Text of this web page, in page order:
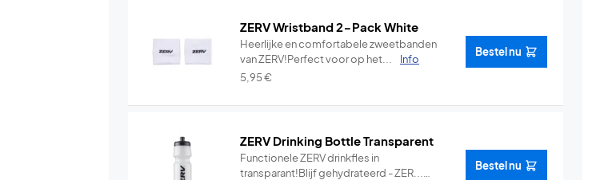
ZERV Wristband 2-Pack White
Heerlijke en comfortabele zweetbanden
van ZERV!Perfect voor op het...
Info
5,95€
Bestel nu
ZERV Drinking Bottle Transparent
Functionele ZERV drinkfles in
transparant!Blijf gehydrateerd - ZER...
Bestel nu